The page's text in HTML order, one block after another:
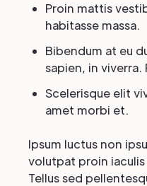
Proin mattis
habitasse massa.
Bibendum at eu
sapien, in viverra.
Scelerisque elit
amet morbi et.
Ipsum luctus non
volutpat proin
Tellus sed